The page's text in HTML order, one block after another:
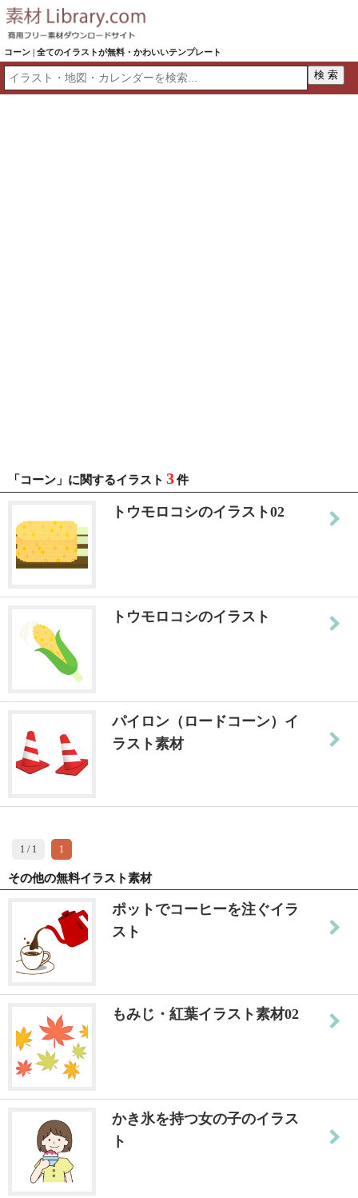
コーン | 全てのイラストが無料・かわいいテンプレート
「コーン」に関するイラスト 3件
トウモロコシのイラスト02
トウモロコシのイラスト
パイロン（ロードコーン）イ
ラスト素材
1 / 1 1
その他の無料イラスト素材
ポットでコーヒーを注ぐイラ
スト
もみじ・紅葉イラスト素材02
かき氷を持つ女の子のイラス
ト